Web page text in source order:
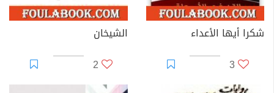
شكرا أيها الأعداء
3
الشيخان
2